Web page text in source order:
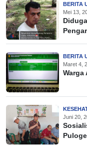
BERITA
Mei 13,
BERITA
Maret 4,
Warga
Juni 20,